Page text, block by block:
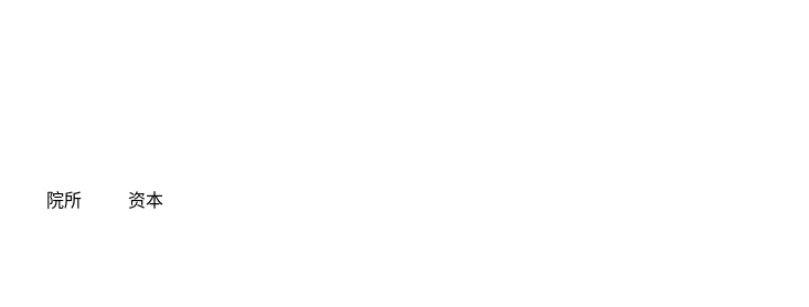
院所 资本